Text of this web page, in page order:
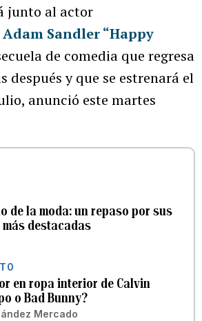
junto al actor
Adam Sandler “Happy
de comedia que regresa
después y que se estrenará el
anunció este martes
de la moda: un repaso por sus
destacadas
en ropa interior de Calvin
o Bad Bunny?
Mercado